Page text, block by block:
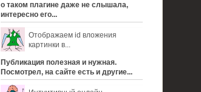
о таком плагине даже не слышала,
интересно его...
Отображаем id вложения
картинки в...
Публикация полезная и нужная.
Посмотрел, на сайте есть и другие...